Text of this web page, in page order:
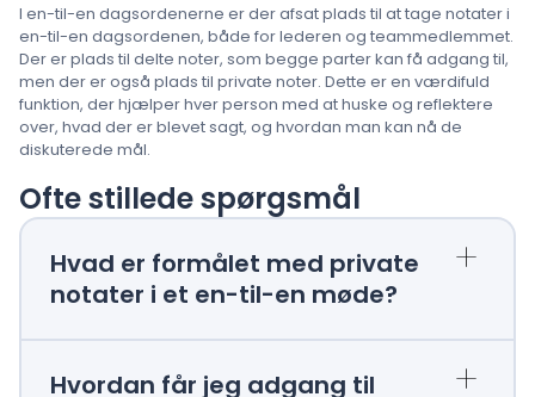
I en-til-en dagsordenerne er der afsat plads til at tage notater i
en-til-en dagsordenen, både for lederen og teammedlemmet.
Der er plads til delte noter, som begge parter kan få adgang til,
men der er også plads til private noter. Dette er en værdifuld
funktion, der hjælper hver person med at huske og reflektere
over, hvad der er blevet sagt, og hvordan man kan nå de
diskuterede mål.
Ofte stillede spørgsmål
+
Hvad er formålet med private
notater i et en-til-en møde?
+
Hvordan får jeg adgang til